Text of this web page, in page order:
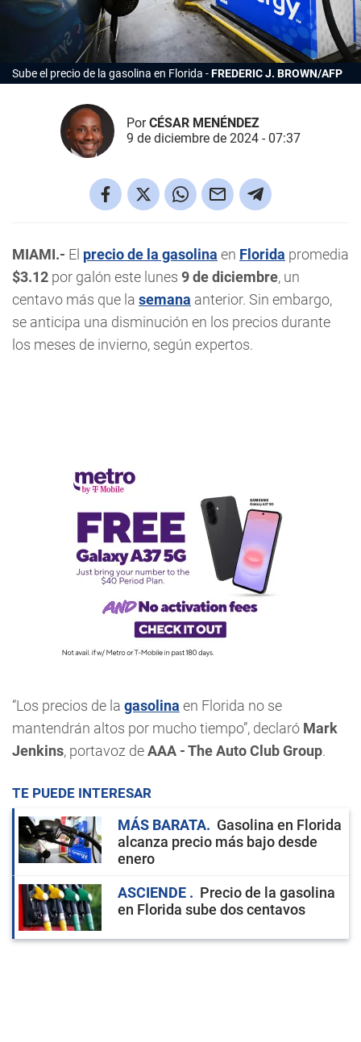
Sube el precio de la gasolina en Florida FREDERIC J. BROWN/AFP
PorCÉSAR MENÉNDEZ
9 de diciembre de 2024 - 07:37
MIAMI.- El precio de la gasolina en Florida promedia
$3.12 por galón este lunes 9 de diciembre, un
centavo más que la semana anterior. Sin embargo,
se anticipa una disminución en los precios durante
los meses de invierno, según expertos.
“Los precios de la gasolina en Florida no se
mantendrán altos por mucho tiempo”, declaró Mark
Jenkins, portavoz deAAA - The Auto Club Group.
TE PUEDE INTERESAR
MÁS BARATA
Gasolina en Florida
alcanza precio más bajo desde
enero
ASCIENDE
Precio de la gasolina
en Florida sube dos centavos